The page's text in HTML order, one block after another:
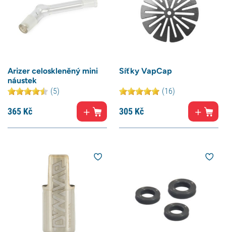
Arizer celoskleněný mini
náustek
(5)
365 Kč
Síťky VapCap
(16)
305 Kč